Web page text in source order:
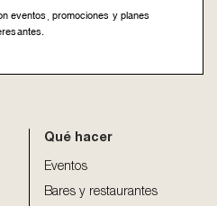
eventos, promociones y planes
Qué hacer
Eventos
Bares y restaurantes